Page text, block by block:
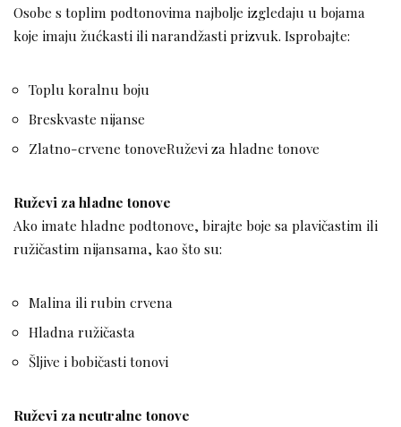
Osobe s toplim podtonovima najbolje izgledaju u bojama
koje imaju žućkasti ili narandžasti prizvuk. Isprobajte:
Toplu koralnu boju
Breskvaste nijanse
Zlatno-crvene tonoveRuževi za hladne tonove
Ruževi za hladne tonove
Ako imate hladne podtonove, birajte boje sa plavičastim ili
ružičastim nijansama, kao što su:
Malina ili rubin crvena
Hladna ružičasta
Šljive i bobičasti tonovi
Ruževi za neutralne tonove